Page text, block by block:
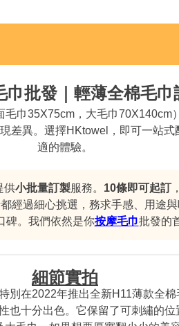
巾批發｜輕薄全棉毛
巾35X75cm，大毛巾70X140cm
差異。選擇HKtowel，即可一站
適的體驗。
供小批量訂製服務。 10條即可起訂，
經過細心挑選，務求手感、用途
碑。我們依然是你按摩毛巾批發的
細節實拍
別在2022年推出全新H11薄款全棉
也十分出色。它保留了可刺繡的